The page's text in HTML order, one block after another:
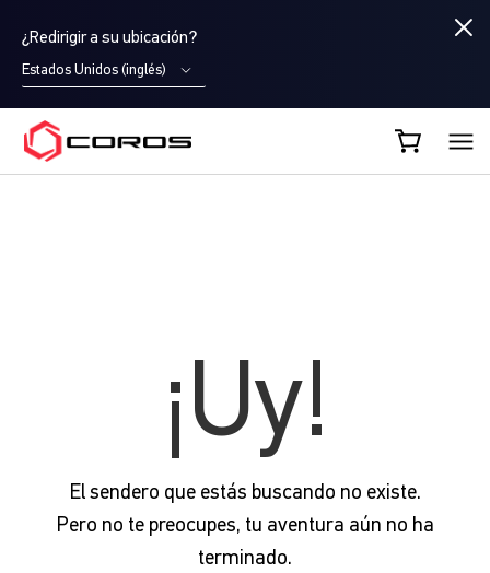
¿Redirigir a su ubicación?
Estados Unidos (inglés)
COROS ES
¡Uy!
El sendero que estás buscando no existe.
Pero no te preocupes, tu aventura aún no ha
terminado.